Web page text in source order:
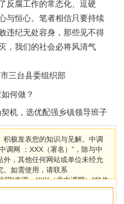
反腐工作的常态化、逗硬
与恒心。笔者相信只要持续
违纪无处容身，那些见不得
，我们的社会必将风清气
三台县委组织部
何做？
机，选优配强乡镇领导班子
极发表您的知识与见解。中调
调网 ：XXX（署名）”，除与中
外，其他任何网站或单位未经允
。如需使用，请联系
“来源：XXX（非中调网）”的作
在于传播更多信息，其他媒体如